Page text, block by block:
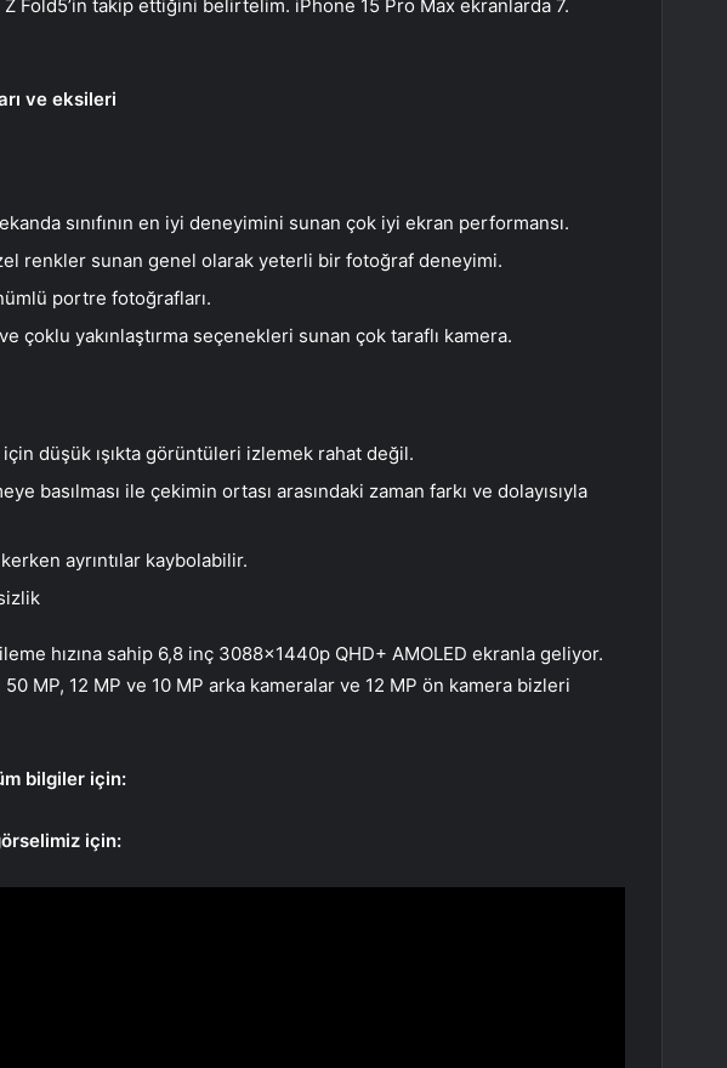
Fold5’in takip ettiğini belirtelim. iPhone 15 Pro Max ekranlarda 7.
ve eksileri
sınıfının en iyi deneyimini sunan çok iyi ekran performansı.
renkler sunan genel olarak yeterli bir fotoğraf deneyimi.
portre fotoğrafları.
çoklu yakınlaştırma seçenekleri sunan çok taraflı kamera.
düşük ışıkta görüntüleri izlemek rahat değil.
basılması ile çekimin ortası arasındaki zaman farkı ve dolayısıyla
ayrıntılar kaybolabilir.
hızına sahip 6,8 inç 3088x1440p QHD+ AMOLED ekranla geliyor.
MP, 12 MP ve 10 MP arka kameralar ve 12 MP ön kamera bizleri
bilgiler için:
için: